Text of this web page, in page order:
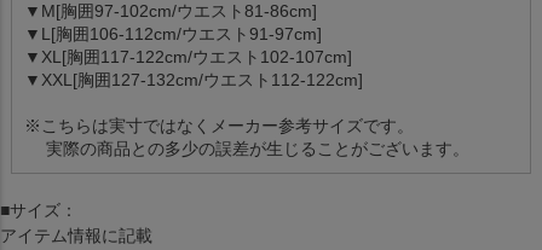
▼M[胸囲97-102cm/ウエスト81-86cm]
▼L[胸囲106-112cm/ウエスト91-97cm]
▼XL[胸囲117-122cm/ウエスト102-107cm]
▼XXL[胸囲127-132cm/ウエスト112-122cm]
※こちらは実寸ではなくメーカー参考サイズです。
実際の商品との多少の誤差が生じることがございます。
■サイズ：
アイテム情報に記載